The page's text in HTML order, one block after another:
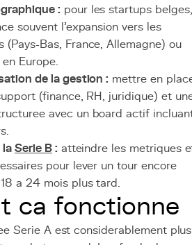
:pour les startups belges,
souvent l'expansion vers les
(Pays-Bas, France, Allemagne) ou
Europe.
de la gestion : mettre en
(finance, RH, juridique) et
avec un board actif
laSerie B:atteindre les metriques
pour lever un tour encore
a 24 mois plus tard.
ca fonctionne
Serie A est considerablement plus